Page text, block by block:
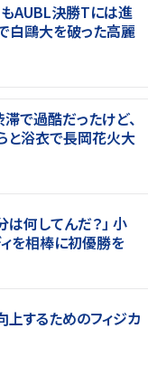
AUBL決勝Tには進
鷗大を破った高麗
滞で過酷だったけど、
と浴衣で長岡花火大
は何してんだ？」 小
を相棒に初優勝を
上するためのフィジカ